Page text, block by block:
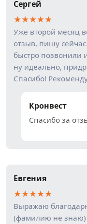
Сергей
★★★★★
Уже второй месяц
отзыв, пишу
быстро позвонили
ну идеально,
Спасибо!
Кронвест
Спасибо за
Евгения
★★★★★
Выражаю
(фамилию не знаю)